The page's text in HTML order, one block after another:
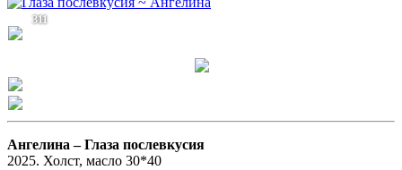
311
Ангелина –Глаза послевкусия
2025. Холст, масло 30*40